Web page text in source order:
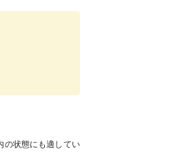
の状態にも適してい